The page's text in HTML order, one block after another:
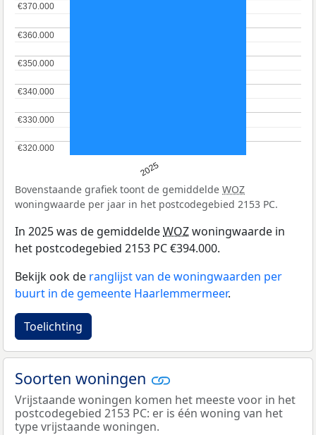
2025
€320.000
€320.000
€330.000
€330.000
€340.000
€340.000
€350.000
€350.000
€360.000
€360.000
€370.000
€370.000
Bovenstaande grafiek toont de gemiddelde WOZ
woningwaarde per jaar in het postcodegebied 2153 PC.
In 2025 was de gemiddeldeWOZwoningwaarde in
het postcodegebied 2153 PC €394.000.
Bekijk ook de ranglijst van de woningwaarden per
buurt in de gemeente Haarlemmermeer.
Toelichting
Soorten woningen
Vrijstaande woningen komen het meeste voor in het
postcodegebied 2153 PC: er is één woning van het
type vrijstaande woningen.